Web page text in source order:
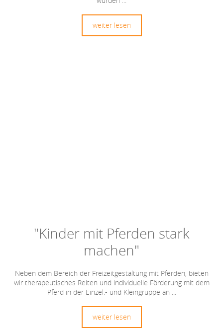
weiter lesen
"Kinder mit Pferden stark
machen"
Neben dem Bereich der Freizeitgestaltung mit Pferden, bieten
wir therapeutisches Reiten und individuelle Förderung mit dem
Pferd in der Einzel.- und Kleingruppe an ...
weiter lesen